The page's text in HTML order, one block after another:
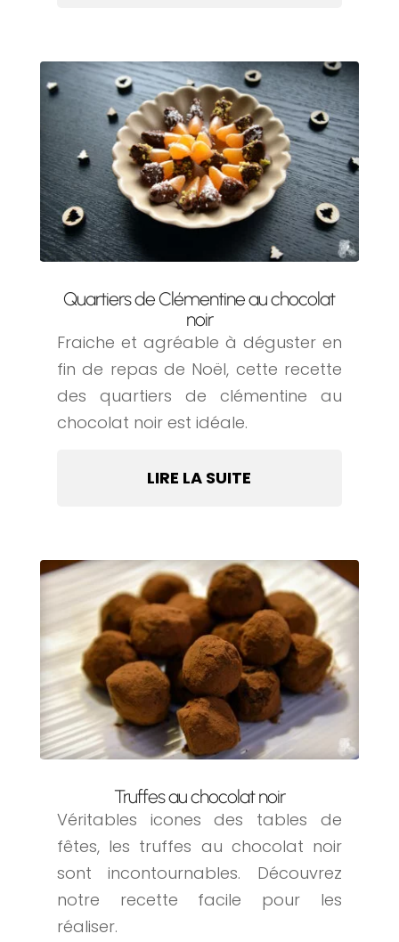
Quartiers de Clémentine au chocolat
noir
Fraiche et agréable à déguster en
fin de repas de Noël, cette recette
des quartiers de clémentine au
chocolat noir est idéale.
LIRE LA SUITE
Truffes au chocolat noir
Véritables icones des tables de
fêtes, les truffes au chocolat noir
sont incontournables. Découvrez
notre recette facile pour les
réaliser.